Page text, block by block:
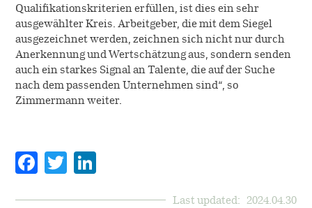
Qualifikationskriterien erfüllen, ist dies ein sehr
ausgewählter Kreis. Arbeitgeber, die mit dem Siegel
ausgezeichnet werden, zeichnen sich nicht nur durch
Anerkennung und Wertschätzung aus, sondern senden
auch ein starkes Signal an Talente, die auf der Suche
nach dem passenden Unternehmen sind“, so
Zimmermann weiter.
Facebook
Twitter
Last updated: 2024.04.30